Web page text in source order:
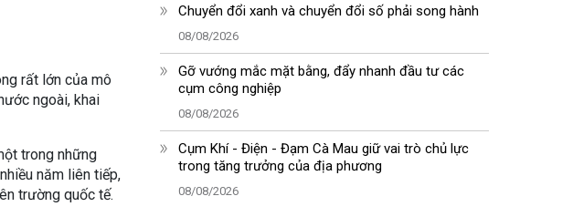
rất lớn của mô
ngoài, khai
trong những
năm liên tiếp,
trường quốc tế.
Chuyển đổi xanh và chuyển đổi số phải song hành
08/08/2026
Gỡ vướng mắc mặt bằng, đẩy nhanh đầu tư các
cụm công nghiệp
08/08/2026
Cụm Khí - Điện - Đạm Cà Mau giữ vai trò chủ lực
trong tăng trưởng của địa phương
08/08/2026